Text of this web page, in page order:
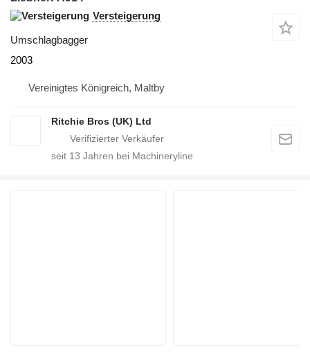
Versteigerung
Umschlagbagger
2003
Vereinigtes Königreich, Maltby
Ritchie Bros (UK) Ltd
seit 13 Jahren bei Machineryline